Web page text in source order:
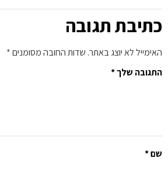
כתיבת תגובה
האימייל לא יוצג באתר. שדות החובה מסומנים*
התגובה שלך*
שם*